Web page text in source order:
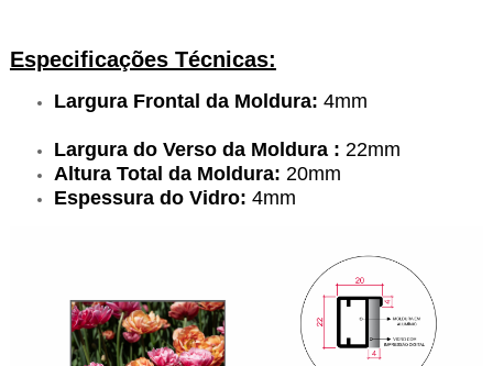
Especificações Técnicas:
Largura Frontal da Moldura: 4mm
Largura do Verso da Moldura : 22mm
Altura Total da Moldura: 20mm
Espessura do Vidro: 4mm